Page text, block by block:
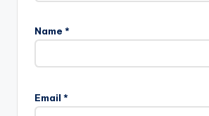
Name *
Email *